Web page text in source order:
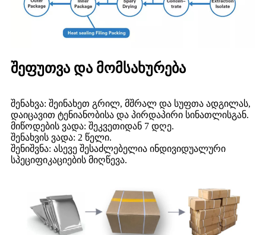
შეფუთვა და მომსახურება
შენახვა: შეინახეთ გრილ, მშრალ და სუფთა ადგილას,
დაიცავით ტენიანობისა და პირდაპირი სინათლისგან.
მიწოდების ვადა: შეკვეთიდან 7 დღე.
შენახვის ვადა: 2 წელი.
შენიშვნა: ასევე შესაძლებელია ინდივიდუალური
სპეციფიკაციების მიღწევა.